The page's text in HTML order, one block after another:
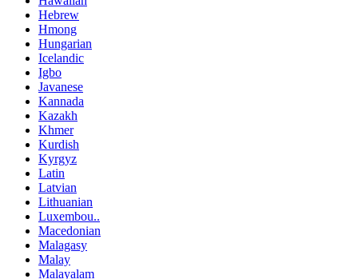
Hebrew
Hmong
Hungarian
Icelandic
Igbo
Javanese
Kannada
Kazakh
Khmer
Kurdish
Kyrgyz
Latin
Latvian
Lithuanian
Luxembou..
Macedonian
Malagasy
Malay
Malayalam